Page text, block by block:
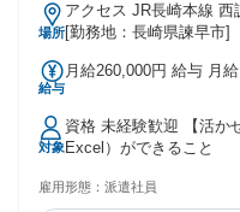
場所
アクセス JR長崎本線 西
[勤務地：長崎県諫早市]
給与
月給260,000円 給与 月給
対象
資格 未経験歓迎 【活か
Excel）ができること
雇用形態： 派遣社員